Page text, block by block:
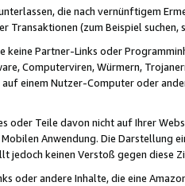
die nach vernünftigem
Transaktionen (zum Beispiel
keine Partner-Links oder
Computerviren, Würmern,
einem Nutzer-Computer oder
oder Teile davon nicht auf Ihrer
Anwendung. Die Darstellung
jedoch keinen Verstoß gegen diese
oder andere Inhalte, die eine